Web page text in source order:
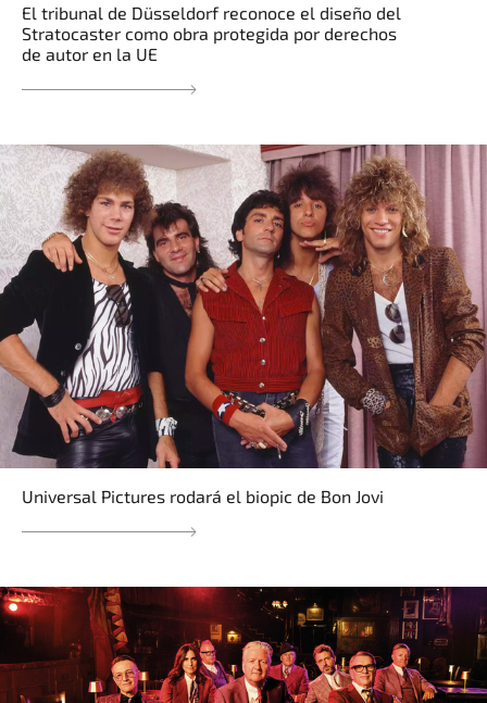
El tribunal de Düsseldorf reconoce el diseño del
Stratocaster como obra protegida por derechos
de autor en la UE
Universal Pictures rodará el biopic de Bon Jovi